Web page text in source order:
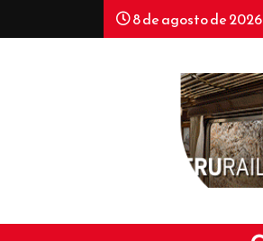
8 de agosto de 2026